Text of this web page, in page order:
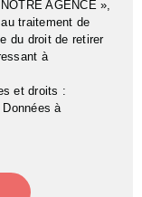
AGENCE »,
traitement de
du droit de retirer
à
et droits :
à